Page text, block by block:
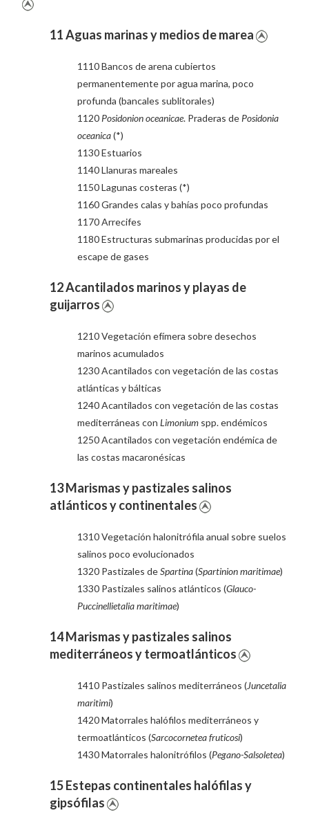
11 Aguas marinas y medios de marea
1110 Bancos de arena cubiertos
permanentemente por agua marina, poco
profunda (bancales sublitorales)
1120 Posidonion oceanicae. Praderas de Posidonia
oceanica(*)
1130 Estuarios
1140 Llanuras mareales
1150 Lagunas costeras (*)
1160 Grandes calas y bahías poco profundas
1170 Arrecifes
1180 Estructuras submarinas producidas por el
escape de gases
12 Acantilados marinos y playas de
guijarros
1210 Vegetación efímera sobre desechos
marinos acumulados
1230 Acantilados con vegetación de las costas
atlánticas y bálticas
1240 Acantilados con vegetación de las costas
mediterráneas conLimonium spp. endémicos
1250 Acantilados con vegetación endémica de
las costas macaronésicas
13 Marismas y pastizales salinos
atlánticos y continentales
1310 Vegetación halonitrófila anual sobre suelos
salinos poco evolucionados
1320 Pastizales deSpartina(Spartinion maritimae)
1330 Pastizales salinos atlánticos (Glauco-
Puccinellietalia maritimae)
14 Marismas y pastizales salinos
mediterráneos y termoatlánticos
1410 Pastizales salinos mediterráneos (Juncetalia
maritimi)
1420 Matorrales halófilos mediterráneos y
termoatlánticos (Sarcocornetea fruticosi)
1430 Matorrales halonitrófilos (Pegano-Salsoletea)
15 Estepas continentales halófilas y
gipsófilas